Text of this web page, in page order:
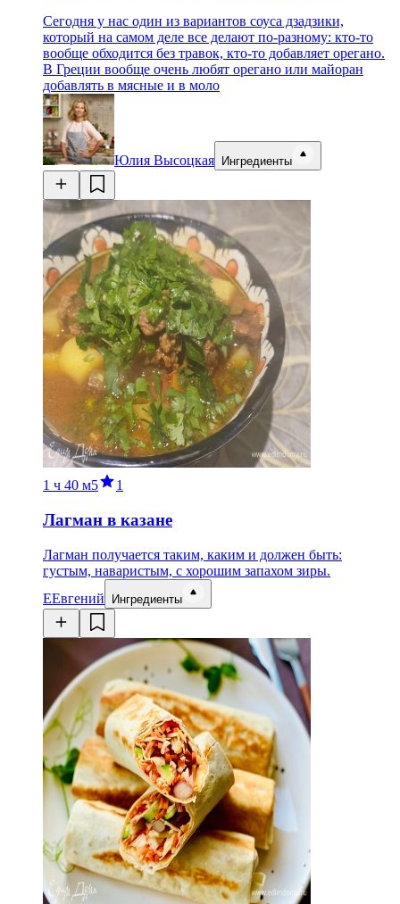
Сегодня у нас один из вариантов соуса дзадзики,
который на самом деле все делают по-разному: кто-то
вообще обходится без травок, кто-то добавляет орегано.
В Греции вообще очень любят орегано или майоран
добавлять в мясные и в моло
Юлия Высоцкая Ингредиенты
1 ч 40 м5 1
Лагман в казане
Лагман получается таким, каким и должен быть:
густым, наваристым, с хорошим запахом зиры.
ЕЕвгений Ингредиенты